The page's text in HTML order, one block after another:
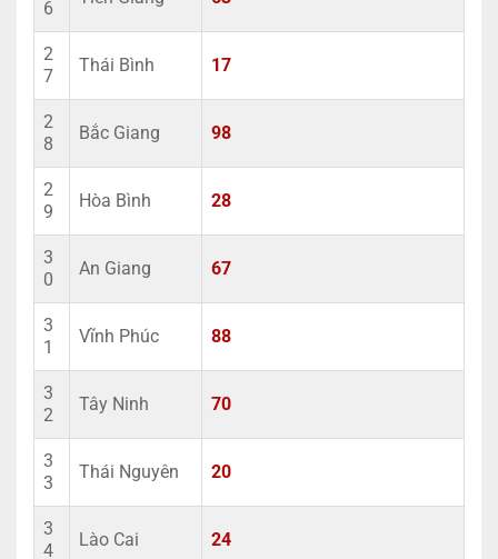
6
2
7
Thái Bình 17
2
8
Bắc Giang 98
2
9
Hòa Bình 28
3
0
An Giang 67
3
1
Vĩnh Phúc 88
3
2
Tây Ninh 70
3
3
Thái Nguyên 20
3
4
Lào Cai 24